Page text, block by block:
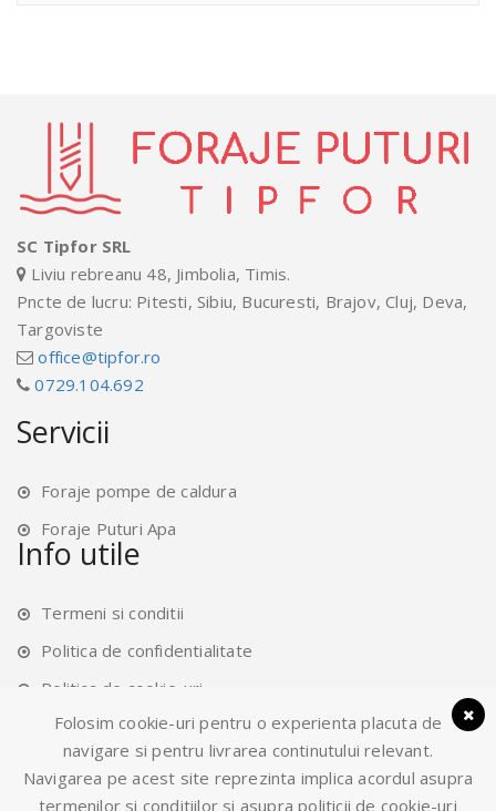
SC Tipfor SRL
Liviu rebreanu 48, Jimbolia, Timis.
Pncte de lucru: Pitesti, Sibiu, Bucuresti, Brajov, Cluj, Deva,
Targoviste
office@tipfor.ro
0729.104.692
Servicii
Foraje pompe de caldura
Foraje Puturi Apa
Info utile
Termeni si conditii
Politica de confidentialitate
Politica de cookie-uri
Setari confidentialitate
Folosim cookie-uri pentru o experienta placuta de
navigare si pentru livrarea continutului relevant.
Navigarea pe acest site reprezinta implica acordul asupra
termenilor si conditiilor si asupra politicii de cookie-uri